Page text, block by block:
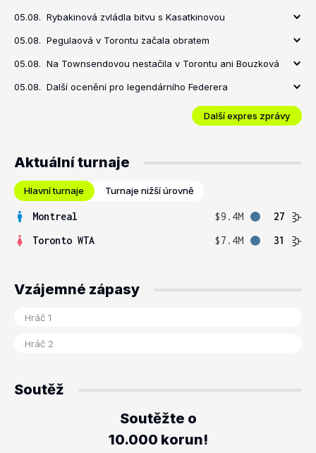
05.08. Rybakinová zvládla bitvu s Kasatkinovou
05.08. Pegulaová v Torontu začala obratem
05.08. Na Townsendovou nestačila v Torontu ani Bouzková
05.08. Další ocenění pro legendárního Federera
Další expres zprávy
Aktuální turnaje
Hlavní turnaje Turnaje nižší úrovně
Montreal $9.4M
27
Toronto WTA
$7.4M 31
Vzájemné zápasy
Soutěž
Soutěžte o
10.000 korun!